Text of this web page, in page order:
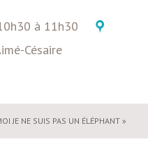
à 11h30
Césaire
JE NE SUIS PAS UN ÉLÉPHANT »